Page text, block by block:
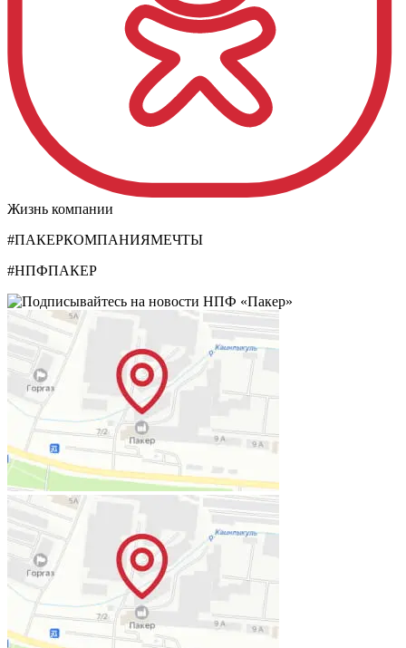
Жизнь компании
#ПАКЕРКОМПАНИЯМЕЧТЫ
#НПФПАКЕР